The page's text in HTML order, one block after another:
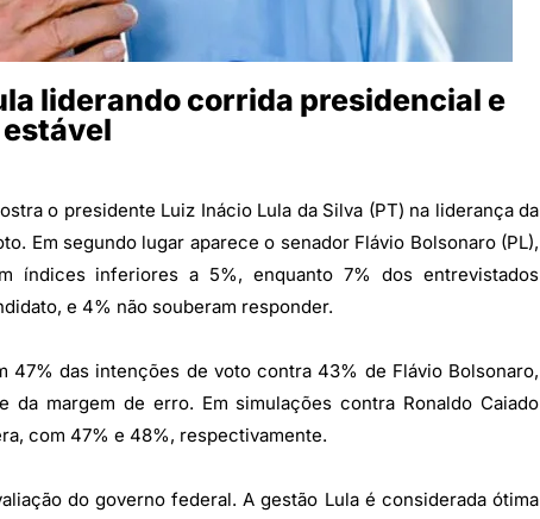
liderando corrida presidencial e
o presidente Luiz Inácio Lula da Silva (PT) na liderança da
Em segundo lugar aparece o senador Flávio Bolsonaro (PL),
índices inferiores a 5%, enquanto 7% dos entrevistados
e 4% não souberam responder.
47% das intenções de voto contra 43% de Flávio Bolsonaro,
margem de erro. Em simulações contra Ronaldo Caiado
com 47% e 48%, respectivamente.
do governo federal. A gestão Lula é considerada ótima